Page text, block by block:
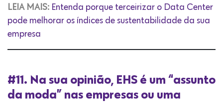
LEIA MAIS: Entenda porque terceirizar o Data Center
pode melhorar os índices de sustentabilidade da sua
empresa
#11. Na sua opinião, EHS é um “assunto
da moda” nas empresas ou uma